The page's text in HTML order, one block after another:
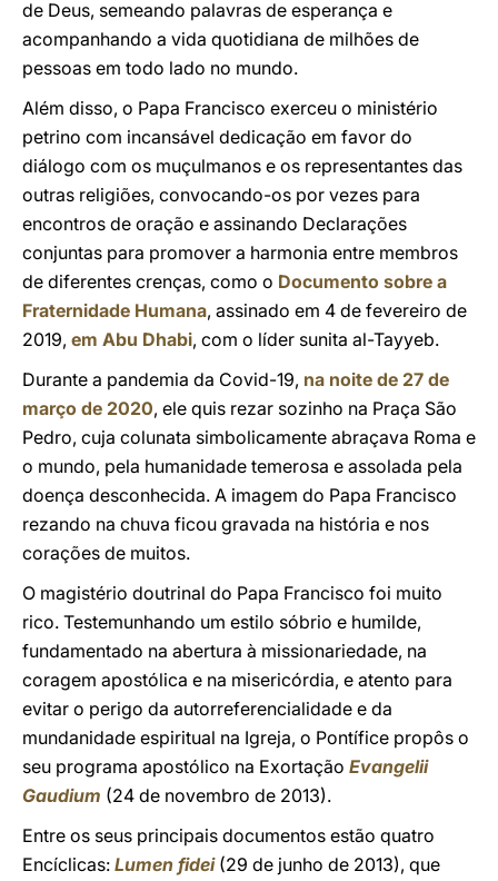
de Deus, semeando palavras de esperança e
acompanhando a vida quotidiana de milhões de
pessoas em todo lado no mundo.
Além disso, o Papa Francisco exerceu o ministério
petrino com incansável dedicação em favor do
diálogo com os muçulmanos e os representantes das
outras religiões, convocando-os por vezes para
encontros de oração e assinando Declarações
conjuntas para promover a harmonia entre membros
de diferentes crenças, como o Documento sobre a
Fraternidade Humana, assinado em 4 de fevereiro de
2019, em Abu Dhabi, com o líder sunita al-Tayyeb.
Durante a pandemia da Covid-19, na noite de 27 de
março de 2020, ele quis rezar sozinho na Praça São
Pedro, cuja colunata simbolicamente abraçava Roma e
o mundo, pela humanidade temerosa e assolada pela
doença desconhecida. A imagem do Papa Francisco
rezando na chuva ficou gravada na história e nos
corações de muitos.
O magistério doutrinal do Papa Francisco foi muito
rico. Testemunhando um estilo sóbrio e humilde,
fundamentado na abertura à missionariedade, na
coragem apostólica e na misericórdia, e atento para
evitar o perigo da autorreferencialidade e da
mundanidade espiritual na Igreja, o Pontífice propôs o
seu programa apostólico na Exortação Evangelii
Gaudium (24 de novembro de 2013).
Entre os seus principais documentos estão quatro
Encíclicas: Lumen fidei(29 de junho de 2013), que